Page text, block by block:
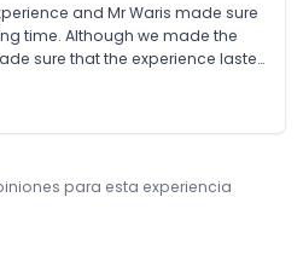
and Mr Waris made sure
time. Although we made the
sure that the experience lasted
para esta experiencia